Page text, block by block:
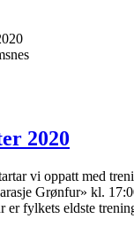
2020
vi oppatt med
Grønfur» kl.
er fylkets eldste